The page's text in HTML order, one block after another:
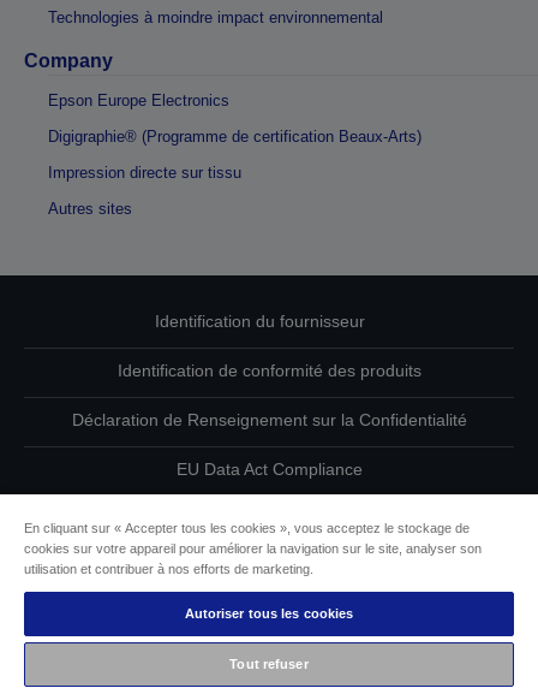
Technologies à moindre impact environnemental
Company
Epson Europe Electronics
Digigraphie® (Programme de certification Beaux-Arts)
Impression directe sur tissu
Autres sites
Identification du fournisseur
Identification de conformité des produits
Déclaration de Renseignement sur la Confidentialité
EU Data Act Compliance
Informations sur les cookies
L’engagement d’Epson pour l’accessibilité
Copyright © 2026 Seiko Epson
En cliquant sur « Accepter tous les cookies », vous acceptez le stockage de
cookies sur votre appareil pour améliorer la navigation sur le site, analyser son
utilisation et contribuer à nos efforts de marketing.
Autoriser tous les cookies
Tout refuser